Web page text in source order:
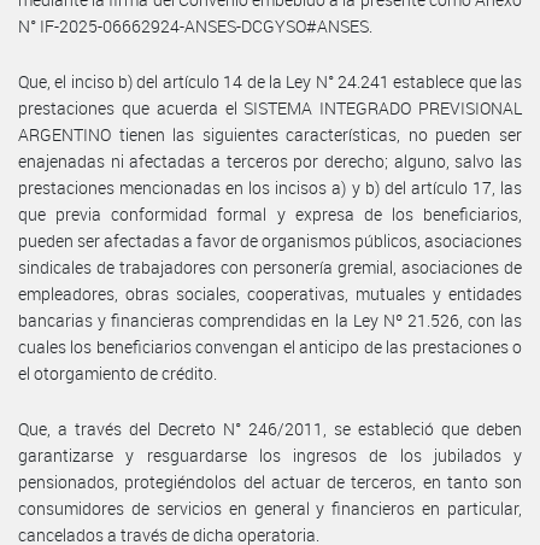
N° IF-2025-06662924-ANSES-DCGYSO#ANSES.
Que, el inciso b) del artículo 14 de la Ley N° 24.241 establece que las
prestaciones que acuerda el SISTEMA INTEGRADO PREVISIONAL
ARGENTINO tienen las siguientes características, no pueden ser
enajenadas ni afectadas a terceros por derecho; alguno, salvo las
prestaciones mencionadas en los incisos a) y b) del artículo 17, las
que previa conformidad formal y expresa de los beneficiarios,
pueden ser afectadas a favor de organismos públicos, asociaciones
sindicales de trabajadores con personería gremial, asociaciones de
empleadores, obras sociales, cooperativas, mutuales y entidades
bancarias y financieras comprendidas en la Ley Nº 21.526, con las
cuales los beneficiarios convengan el anticipo de las prestaciones o
el otorgamiento de crédito.
Que, a través del Decreto N° 246/2011, se estableció que deben
garantizarse y resguardarse los ingresos de los jubilados y
pensionados, protegiéndolos del actuar de terceros, en tanto son
consumidores de servicios en general y financieros en particular,
cancelados a través de dicha operatoria.